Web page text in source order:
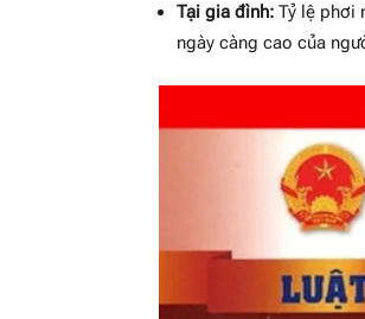
Tại gia đình: Tỷ lệ phơi
ngày càng cao của